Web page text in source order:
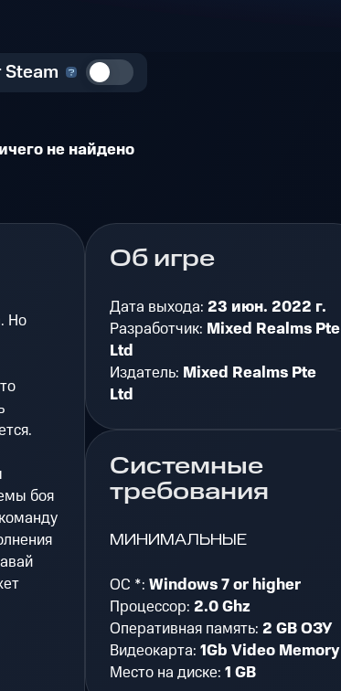
Steam
не найдено
Но
боя
Об игре
Дата выхода: 23 июн. 2022 г.
Разработчик: Mixed Realms Pte
Ltd
Издатель: Mixed Realms Pte
Ltd
Системные
требования
МИНИМАЛЬНЫЕ
ОС *: Windows 7 or higher
Процессор: 2.0 Ghz
Оперативная память: 2 GB ОЗУ
Видеокарта: 1Gb Video Memory
Место на диске: 1 GB